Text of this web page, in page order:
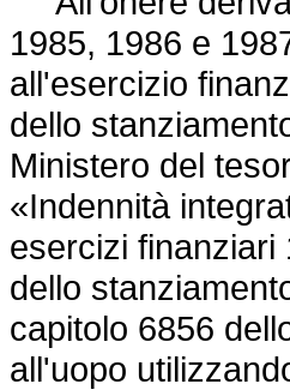
1985, 1986 e
all'esercizio
dello
Ministero del
«Indennità
esercizi finanziari
dello
capitolo 6856
all'uopo